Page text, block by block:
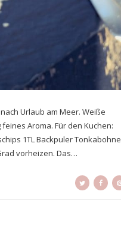
Urlaub am Meer. Weiße
Aroma. Für den Kuchen:
1TL Backpuler Tonkabohne
vorheizen. Das…